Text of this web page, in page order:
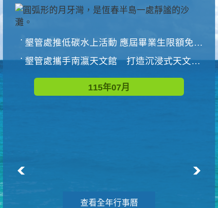
墾管處推低碳水上活動 應屆畢業生限額免費參加
墾管處攜手南瀛天文館 打造沉浸式天文探索營隊
115年07月
查看全年行事曆